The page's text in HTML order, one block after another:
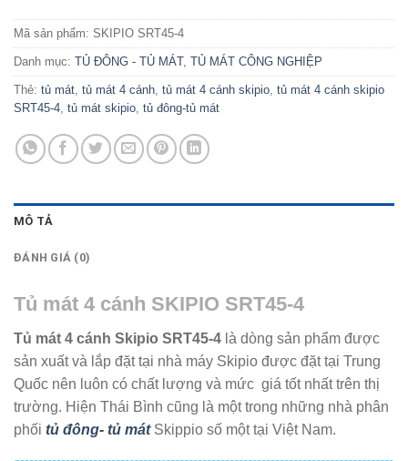
Mã sản phẩm: SKIPIO SRT45-4
Danh mục: TỦ ĐÔNG - TỦ MÁT, TỦ MÁT CÔNG NGHIỆP
Thẻ: tủ mát, tủ mát 4 cánh, tủ mát 4 cánh skipio, tủ mát 4 cánh skipio
SRT45-4, tủ mát skipio, tủ đông-tủ mát
MÔ TẢ
ĐÁNH GIÁ (0)
Tủ mát 4 cánh SKIPIO SRT45-4
Tủ mát 4 cánh Skipio SRT45-4 là dòng sản phẩm được
sản xuất và lắp đặt tại nhà máy Skipio được đặt tại Trung
Quốc nên luôn có chất lượng và mức giá tốt nhất trên thị
trường. Hiện Thái Bình cũng là một trong những nhà phân
phối tủ đông- tủ mát Skippio số một tại Việt Nam.